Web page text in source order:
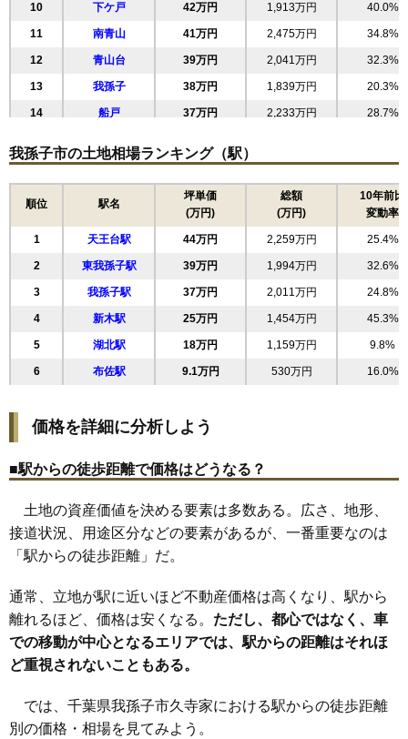
10 下ケ戸 42万円 1,913万円 40.0%
11 南青山 41万円 2,475万円 34.8%
12 青山台 39万円 2,041万円 32.3%
13 我孫子 38万円 1,839万円 20.3%
14 船戸 37万円 2,233万円 28.7%
16 若松 37万円 2,218万円 37.9%
35万円 2,382万円 37.3%
34万円 1,734万円 28.7%
19 並木 32万円 1,613万円 31.0%
20 中峠台 28万円 1,497万円 23.9%
21 久寺家 27万円 1,526万円 29.5%
22 栄 27万円 1,537万円 32.5%
23 南新木 25万円 1,454万円 43.8%
24 湖北台 24万円 1,686万円 15.4%
26 岡発戸 23万円
28 中里 16万円 1,221万円 12.8%
29 都部 15万円 1,064万円 7.5%
30 布佐 15万円 868万円 14.3%
31 布佐平和台
32 新木 14万円 778万円 9.1%
33 日秀 12万円 855万円 8.8%
34 都 11万円 522万円 12.0%
35 古戸 11万円
37 柴崎 9.9万円
我孫子市の土地相場ランキング（駅）
順位 駅名
坪単価
(万円)
総額
(万円)
10年前比
変動率
1 天王台駅 44万円 2,259万円 25.4%
2 東我孫子駅 39万円 1,994万円 32.6%
3 我孫子駅 37万円 2,011万円 24.8%
4 新木駅 25万円 1,454万円 45.3%
5 湖北駅 18万円 1,159万円 9.8%
6 布佐駅 9.1万円 530万円 16.0%
価格を詳細に分析しよう
■駅からの徒歩距離で価格はどうなる？
土地の資産価値を決める要素は多数ある。広さ、地形、
接道状況、用途区分などの要素があるが、一番重要なのは
「駅からの徒歩距離」だ。
通常、立地が駅に近いほど不動産価格は高くなり、駅から
離れるほど、価格は安くなる。 ただし、都心ではなく、車
での移動が中心となるエリアでは、駅からの距離はそれほ
ど重視されないこともある。
では、千葉県我孫子市久寺家における駅からの徒歩距離
別の価格・相場を見てみよう。